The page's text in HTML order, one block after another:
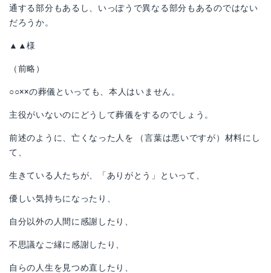
通する部分もあるし、いっぽうで異なる部分もあるのではない
だろうか。
▲▲様
（前略）
○○××の葬儀といっても、本人はいません。
主役がいないのにどうして葬儀をするのでしょう。
前述のように、亡くなった人を （言葉は悪いですが）材料にし
て、
生きている人たちが、「ありがとう」といって、
優しい気持ちになったり、
自分以外の人間に感謝したり、
不思議なご縁に感謝したり、
自らの人生を見つめ直したり、